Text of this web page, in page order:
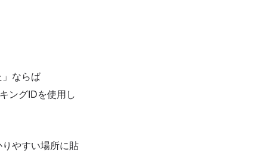
」ならば
ングIDを使用し
やすい場所に貼